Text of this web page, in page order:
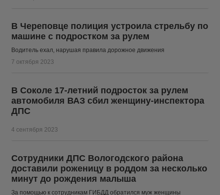
В Череповце полиция устроила стрельбу по
машине с подростком за рулем
Водитель ехал, нарушая правила дорожное движения
7 октября 2023
В Соколе 17-летний подросток за рулем
автомобиля ВАЗ сбил женщину-инспектора
ДПС
4 сентября 2023
Сотрудники ДПС Вологодского района
доставили роженицу в роддом за несколько
минут до рождения малыша
За помощью к сотрудникам ГИБДД обратился муж женщины